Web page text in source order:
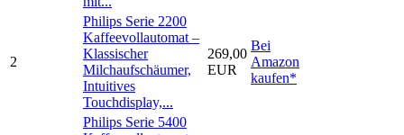
2
Philips Serie 2200
Kaffeevollautomat –
Klassischer
Milchaufschäumer,
Intuitives
Touchdisplay,...
269,00
EUR
Bei
Amazon
kaufen*
Philips Serie 5400